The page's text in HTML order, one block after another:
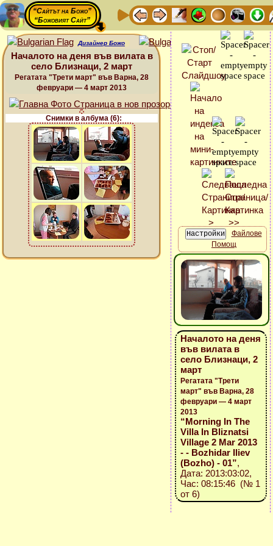
“Сайтът на Божо”
“Божовият Сайт”
Дизайнер Божо
Началото на деня във вилата в
село Близнаци, 2 март
Регатата "Трети март" във Варна, 28
февруари — 4 март 2013
Снимки в албума (6):
Файлове
Помощ
Началото на деня
във вилата в
село Близнаци, 2
март
Регатата "Трети
март" във Варна, 28
февруари — 4 март
2013
“Morning In The
Villa In Bliznatsi
Village 2 Mar 2013
- - Bozhidar Iliev
(Bozho) - 01”,
Дата: 2013:03:02,
Час: 08:15:46 (№ 1
от 6)